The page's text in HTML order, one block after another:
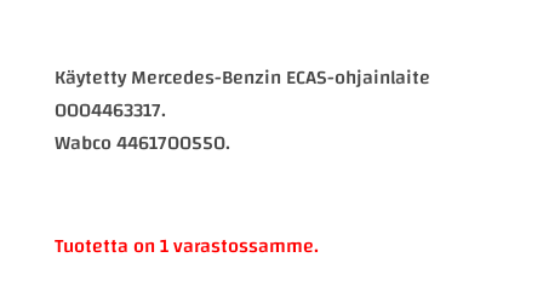
Käytetty Mercedes-Benzin ECAS-ohjainlaite
0004463317.
Wabco 4461700550.
Tuotetta on 1 varastossamme.